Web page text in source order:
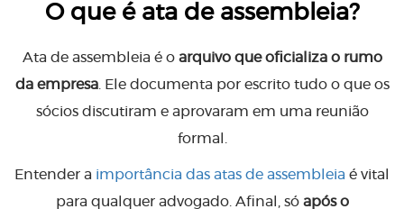
O que é ata de assembleia?
Ata de assembleia é o arquivo que oficializa o rumo
da empresa. Ele documenta por escrito tudo o que os
sócios discutiram e aprovaram em uma reunião
formal.
Entender a importância das atas de assembleia é vital
para qualquer advogado. Afinal, só após o